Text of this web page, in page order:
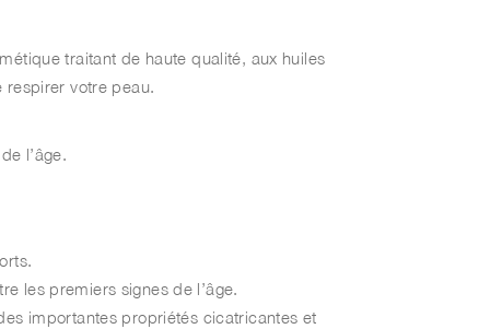
traitant de haute qualité, aux huiles
respirer votre peau.
l’âge.
les premiers signes de l’âge.
importantes propriétés cicatricantes et